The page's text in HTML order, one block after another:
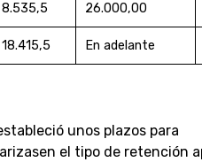
8.535,5 26.000,00
18.415,5 En adelante
unos plazos para
el tipo de retención